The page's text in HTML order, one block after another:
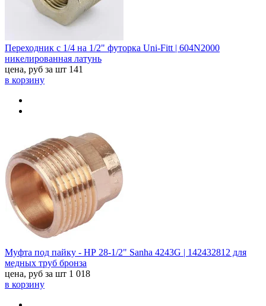
Переходник с 1/4 на 1/2" футорка Uni-Fitt | 604N2000
никелированная латунь
цена, руб за шт 141
в корзину
Муфта под пайку - НР 28-1/2" Sanha 4243G | 142432812 для
медных труб бронза
цена, руб за шт 1 018
в корзину